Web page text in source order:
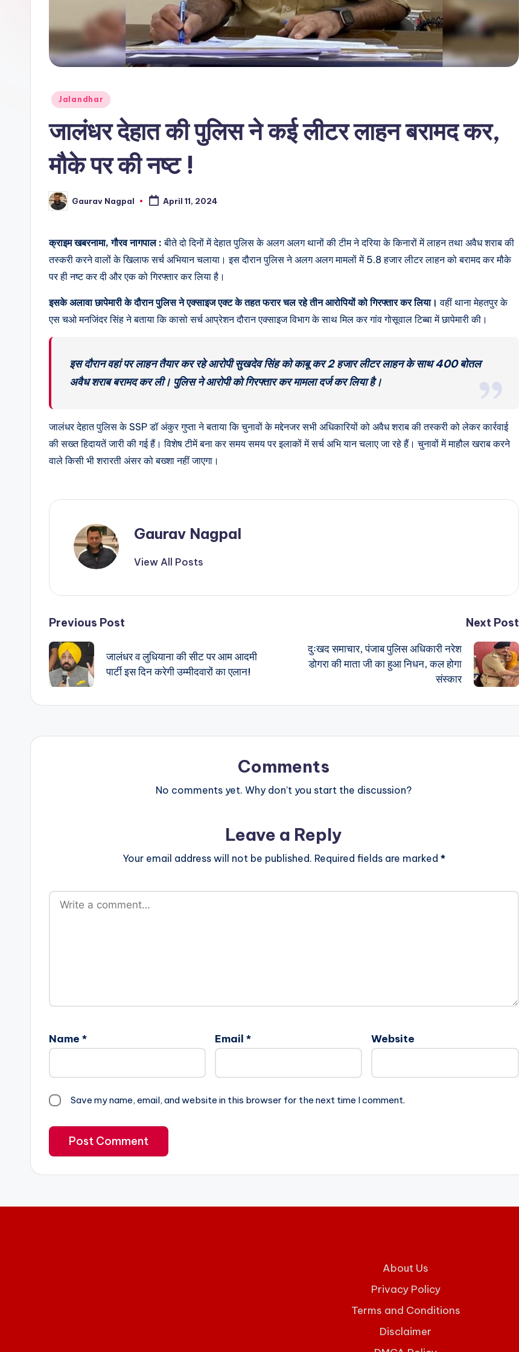
mPosted
Jalandhar
जालंधर देहात की पुलिस ने कई लीटर लाहन बरामद कर,
मौके पर की नष्ट !
Posted
by
Gaurav Nagpal April 11, 2024
क्राइम खबरनामा, गौरव नागपाल : बीते दो दिनों में देहात पुलिस के अलग अलग थानों की टीम ने दरिया के किनारों में लाहन तथा अवैध शराब की
तस्करी करने वालों के खिलाफ सर्च अभियान चलाया। इस दौरान पुलिस ने अलग अलग मामलों में 5.8 हजार लीटर लाहन को बरामद कर मौके
पर ही नष्ट कर दी और एक को गिरफ्तार कर लिया है।
इसके अलावा छापेमारी के दौरान पुलिस ने एक्साइज एक्ट के तहत फरार चल रहे तीन आरोपियों को गिरफ्तार कर लिया। वहीं थाना मेहतपुर के
एस चओ मनजिंदर सिंह ने बताया कि कासो सर्च आप्रेशन दौरान एक्साइज विभाग के साथ मिल कर गांव गोसूवाल टिब्बा में छापेमारी की।
इस दौरान वहां पर लाहन तैयार कर रहे आरोपी सुखदेव सिंह को काबू कर 2 हजार लीटर लाहन के साथ 400 बोतल
अवैध शराब बरामद कर ली। पुलिस ने आरोपी को गिरफ्तार कर मामला दर्ज कर लिया है।
जालंधर देहात पुलिस के SSP डॉ अंकुर गुप्ता ने बताया कि चुनावों के मद्देनजर सभी अधिकारियों को अवैध शराब की तस्करी को लेकर कार्रवाई
की सख्त हिदायतें जारी की गई हैं। विशेष टीमें बना कर समय समय पर इलाकों में सर्च अभि यान चलाए जा रहे हैं। चुनावों में माहौल खराब करने
वाले किसी भी शरारती अंसर को बख्शा नहीं जाएगा।
Gaurav Nagpal
View All Posts
Post
navigation
Previous Post
जालंधर व लुधियाना की सीट पर आम आदमी
पार्टी इस दिन करेगी उम्मीदवारों का एलान!
Next Post
दुःखद समाचार, पंजाब पुलिस अधिकारी नरेश
डोगरा की माता जी का हुआ निधन, कल होगा
संस्कार
Comments
No comments yet. Why don’t you start the discussion?
Leave a Reply
Your email address will not be published. Required fields are marked *
Name * Email * Website
Save my name, email, and website in this browser for the next time I comment.
About Us
Privacy Policy
Terms and Conditions
Disclaimer